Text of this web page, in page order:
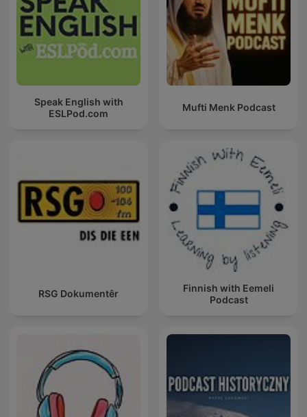
Speak English with
ESLPod.com
Mufti Menk Podcast
RSG Dokumentêr
Finnish with Eemeli
Podcast